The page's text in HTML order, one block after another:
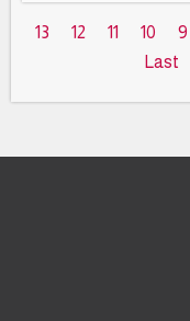
9
10
11
12
13
Last